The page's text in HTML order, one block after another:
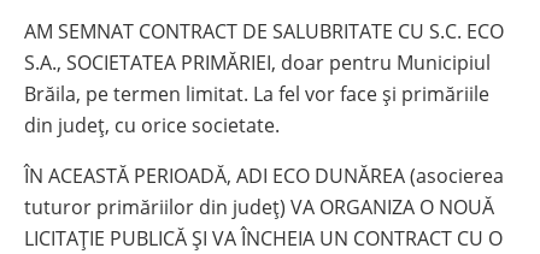
AM SEMNAT CONTRACT DE SALUBRITATE CU S.C. ECO
S.A., SOCIETATEA PRIMĂRIEI, doar pentru Municipiul
Brăila, pe termen limitat. La fel vor face și primăriile
din județ, cu orice societate.
ÎN ACEASTĂ PERIOADĂ, ADI ECO DUNĂREA (asocierea
tuturor primăriilor din județ) VA ORGANIZA O NOUĂ
LICITAȚIE PUBLICĂ ȘI VA ÎNCHEIA UN CONTRACT CU O